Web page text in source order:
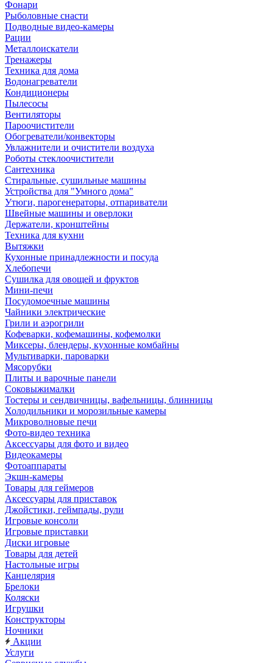
Фонари
Рыболовные снасти
Подводные видео-камеры
Рации
Металлоискатели
Тренажеры
Техника для дома
Водонагреватели
Кондиционеры
Пылесосы
Вентиляторы
Пароочистители
Обогреватели/конвекторы
Увлажнители и очистители воздуха
Роботы стеклоочистители
Сантехника
Стиральные, сушильные машины
Устройства для "Умного дома"
Утюги, парогенераторы, отпариватели
Швейные машины и оверлоки
Держатели, кронштейны
Техника для кухни
Вытяжки
Кухонные принадлежности и посуда
Хлебопечи
Сушилка для овощей и фруктов
Мини-печи
Посудомоечные машины
Чайники электрические
Грили и аэрогрили
Кофеварки, кофемашины, кофемолки
Миксеры, блендеры, кухонные комбайны
Мультиварки, пароварки
Мясорубки
Плиты и варочные панели
Соковыжималки
Тостеры и сендвичницы, вафельницы, блинницы
Холодильники и морозильные камеры
Микроволновые печи
Фото-видео техника
Аксессуары для фото и видео
Видеокамеры
Фотоаппараты
Экшн-камеры
Товары для геймеров
Аксессуары для приставок
Джойстики, геймпады, рули
Игровые консоли
Игровые приставки
Диски игровые
Товары для детей
Настольные игры
Канцелярия
Брелоки
Коляски
Игрушки
Конструкторы
Ночники
Акции
Услуги